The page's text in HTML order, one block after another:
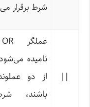
شرط برقرار
||
نامیده
از دو
باشند،